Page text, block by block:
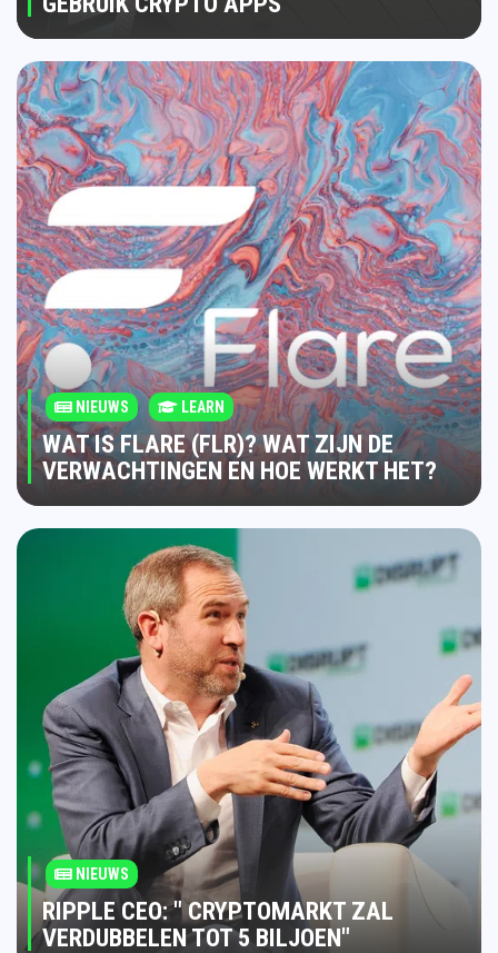
NIEUWS LEARN
WAT IS FLARE (FLR)? WAT ZIJN DE
VERWACHTINGEN EN HOE WERKT HET?
NIEUWS
RIPPLE CEO: " CRYPTOMARKT ZAL
VERDUBBELEN TOT 5 BILJOEN"